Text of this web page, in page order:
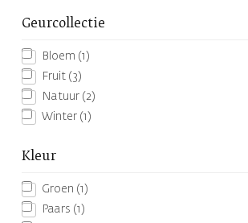
Geurcollectie
Bloem (1)
Fruit (3)
Natuur (2)
Winter (1)
Kleur
Groen (1)
Paars (1)